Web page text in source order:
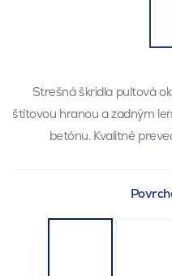
Strešná škridla pultová
štítovou hranou a zadným
betónu. Kvalitné